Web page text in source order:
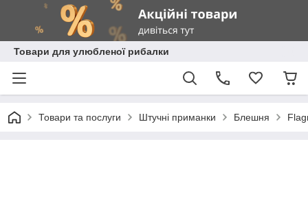
Товари для улюбленої рибалки
Товари та послуги Штучні приманки Блешня